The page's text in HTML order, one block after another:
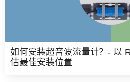
如何安装超音波流量计？- 以
估最佳安装位置